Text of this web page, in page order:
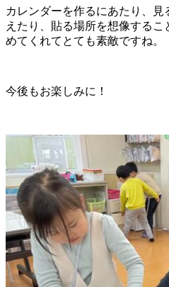
カレンダーを作るにあたり、見
えたり、貼る場所を想像するこ
めてくれてとても素敵ですね。
今後もお楽しみに！